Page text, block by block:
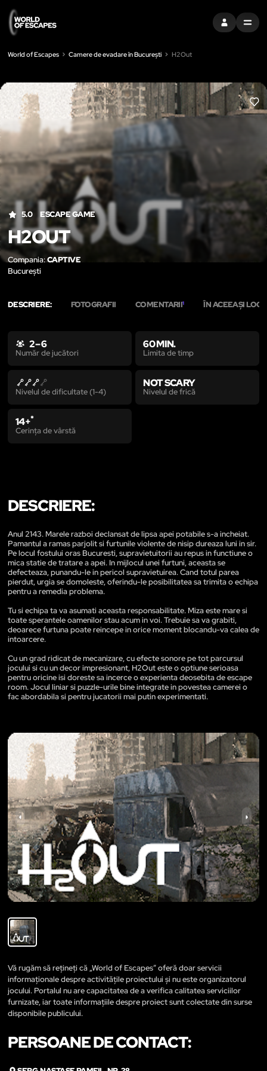
CONECTAȚI-
MENU
World of Escapes Camere de evadare în București H2Out
LIKE
5.0 ESCAPE GAME
H2OUT
Compania:CAPTIVE
București
DESCRIERE: FOTOGRAFII COMENTARII1 ÎN ACEEAȘI
2 – 6
Număr de jucători
60 MIN.
Limita de timp
Nivelul de dificultate (1-4)
NOT SCARY
Nivelul de frică
14+*
Cerința de vârstă
DESCRIERE:
Anul 2143. Marele razboi declansat de lipsa apei potabile s-a incheiat.
Pamantul a ramas parjolit si furtunile violente de nisip dureaza luni in sir.
Pe locul fostului oras Bucuresti, supravietuitorii au repus in functiune o
mica statie de tratare a apei. In mijlocul unei furtuni, aceasta se
defecteaza, punandu-le in pericol supravietuirea. Cand totul parea
pierdut, urgia se domoleste, oferindu-le posibilitatea sa trimita o echipa
pentru a remedia problema.
Tu si echipa ta va asumati aceasta responsabilitate. Miza este mare si
toate sperantele oamenilor stau acum in voi. Trebuie sa va grabiti,
deoarece furtuna poate reincepe in orice moment blocandu-va calea de
intoarcere.
Cu un grad ridicat de mecanizare, cu efecte sonore pe tot parcursul
jocului si cu un decor impresionant, H2Out este o optiune serioasa
pentru oricine isi doreste sa incerce o experienta deosebita de escape
room. Jocul liniar si puzzle-urile bine integrate in povestea camerei o
fac abordabila si pentru jucatorii mai putin experimentati.
Vă rugăm să rețineți că „World of Escapes” oferă doar servicii
informaționale despre activitățile proiectului și nu este organizatorul
jocului. Portalul nu are capacitatea de a verifica calitatea serviciilor
furnizate, iar toate informațiile despre proiect sunt colectate din surse
disponibile publicului.
PERSOANE DE CONTACT: